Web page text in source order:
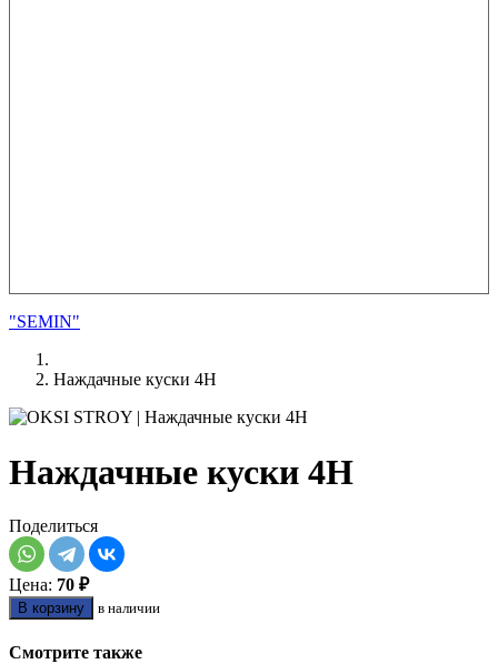
"SEMIN"
Наждачные куски 4Н
Наждачные куски 4Н
Поделиться
Цена: 70 ₽
В корзину в наличии
Смотрите также